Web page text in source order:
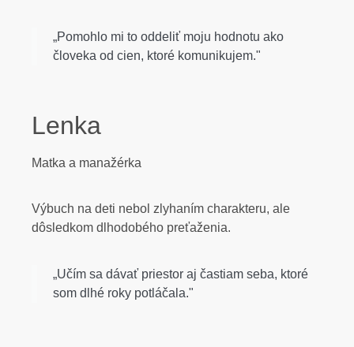
„Pomohlo mi to oddeliť moju hodnotu ako
človeka od cien, ktoré komunikujem."
Lenka
Matka a manažérka
Výbuch na deti nebol zlyhaním charakteru, ale
dôsledkom dlhodobého preťaženia.
„Učím sa dávať priestor aj častiam seba, ktoré
som dlhé roky potláčala."